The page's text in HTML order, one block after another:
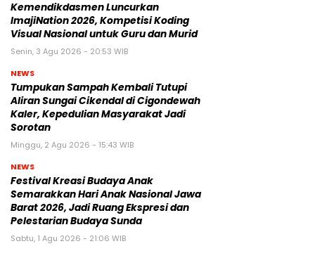
Kemendikdasmen Luncurkan
ImajiNation 2026, Kompetisi Koding
Visual Nasional untuk Guru dan Murid
Senin, 3 Agu 2026 - 20:53 WIB
NEWS
Tumpukan Sampah Kembali Tutupi
Aliran Sungai Cikendal di Cigondewah
Kaler, Kepedulian Masyarakat Jadi
Sorotan
Minggu, 2 Agu 2026 - 15:43 WIB
NEWS
Festival Kreasi Budaya Anak
Semarakkan Hari Anak Nasional Jawa
Barat 2026, Jadi Ruang Ekspresi dan
Pelestarian Budaya Sunda
Sabtu, 1 Agu 2026 - 21:06 WIB